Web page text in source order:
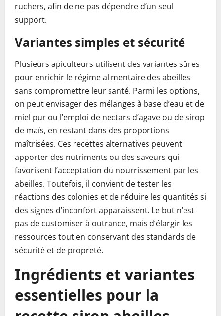
ruchers, afin de ne pas dépendre d’un seul
support.
Variantes simples et sécurité
Plusieurs apiculteurs utilisent des variantes sûres
pour enrichir le régime alimentaire des abeilles
sans compromettre leur santé. Parmi les options,
on peut envisager des mélanges à base d’eau et de
miel pur ou l’emploi de nectars d’agave ou de sirop
de maïs, en restant dans des proportions
maîtrisées. Ces recettes alternatives peuvent
apporter des nutriments ou des saveurs qui
favorisent l’acceptation du nourrissement par les
abeilles. Toutefois, il convient de tester les
réactions des colonies et de réduire les quantités si
des signes d’inconfort apparaissent. Le but n’est
pas de customiser à outrance, mais d’élargir les
ressources tout en conservant des standards de
sécurité et de propreté.
Ingrédients et variantes
essentielles pour la